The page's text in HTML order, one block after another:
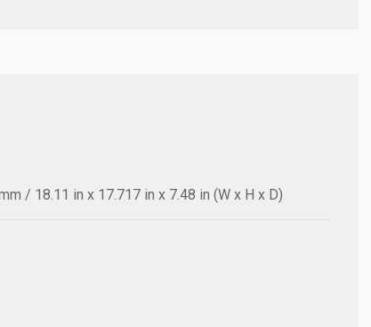
/ 18.11 in x 17.717 in x 7.48 in (W x H x D)